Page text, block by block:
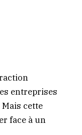
entreprises
cette
face à un